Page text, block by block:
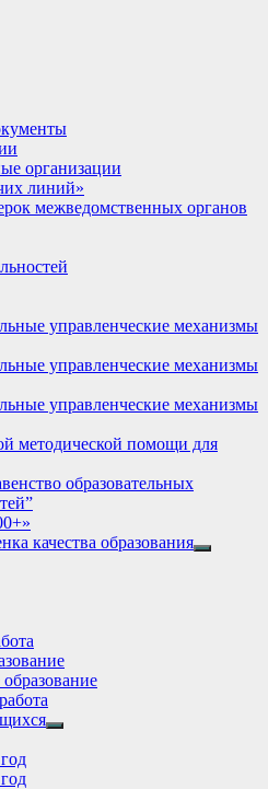
организации
линий»
межведомственных органов
управленческие механизмы
управленческие механизмы
управленческие механизмы
методической помощи для
образовательных
качества образования
Show
Show